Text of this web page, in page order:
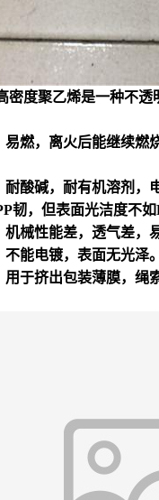
密度聚乙烯是一种不透
易燃，离火后能继续燃
耐酸碱，耐有机溶剂，
韧，但表面光洁度不如
机械性能差，透气差，
能电镀，表面无光泽。
用于挤出包装薄膜，绳